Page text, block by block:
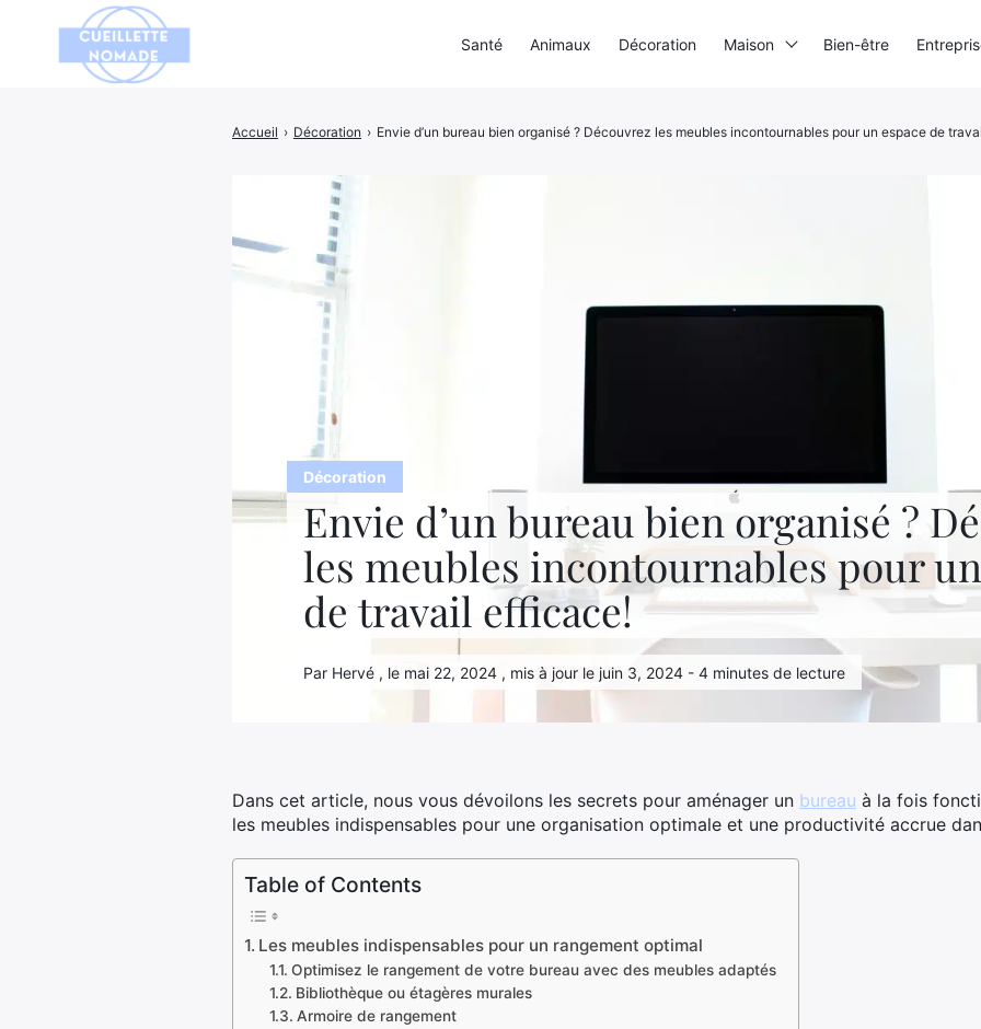
Décoration
Envie d’un bureau bien organisé ?
les meubles incontournables pour
de travail efficace!
Par Hervé , le mai 22, 2024 , mis à jour le juin 3, 2024 - 4 minutes de lecture
Accueil › Décoration › Envie d’un bureau bien organisé ? Découvrez les meubles incontournables pour un espace de
Dans cet article, nous vous dévoilons les secrets pour aménager un bureau à la fois
les meubles indispensables pour une organisation optimale et une productivité accrue
Table of Contents
Les meubles indispensables pour un rangement optimal
Optimisez le rangement de votre bureau avec des meubles adaptés
Bibliothèque ou étagères murales
Armoire de rangement
Santé Animaux Décoration Maison Bien-être
Rechercher